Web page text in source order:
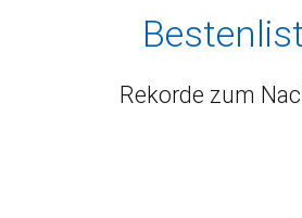
Rekorde zum